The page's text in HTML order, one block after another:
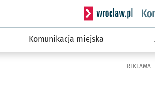
Serwis
Komunikacja miejska
REKLAMA